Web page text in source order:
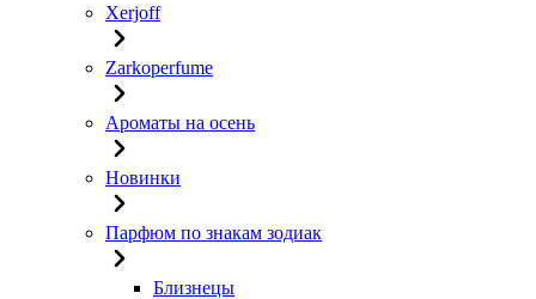
Xerjoff
Zarkoperfume
Ароматы на осень
Новинки
Парфюм по знакам зодиак
Близнецы